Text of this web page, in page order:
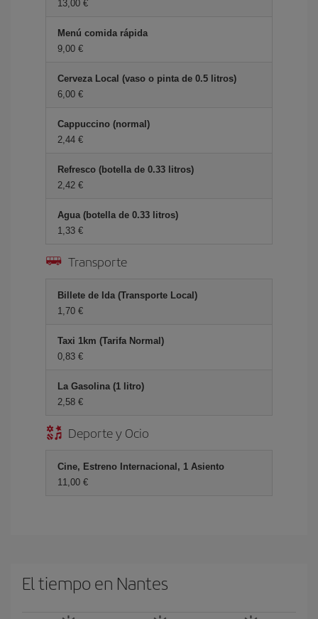
13,00 €
Menú comida rápida
9,00 €
Cerveza Local (vaso o pinta de 0.5 litros)
6,00 €
Cappuccino (normal)
2,44 €
Refresco (botella de 0.33 litros)
2,42 €
Agua (botella de 0.33 litros)
1,33 €
Transporte
Billete de Ida (Transporte Local)
1,70 €
Taxi 1km (Tarifa Normal)
0,83 €
La Gasolina (1 litro)
2,58 €
Deporte y Ocio
Cine, Estreno Internacional, 1 Asiento
11,00 €
El tiempo en Nantes